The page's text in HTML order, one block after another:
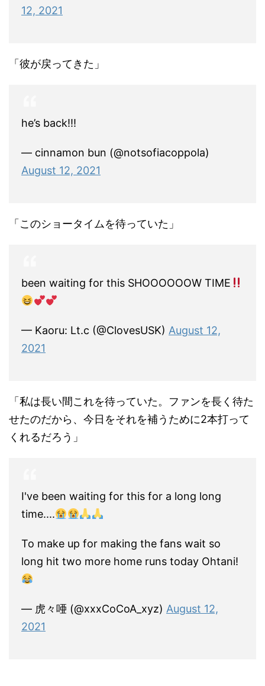
12, 2021
「彼が戻ってきた」
he’s back!!!
— cinnamon bun (@notsofiacoppola)
August 12, 2021
「このショータイムを待っていた」
been waiting for this SHOOOOOOW TIME
— Kaoru: Lt.c (@ClovesUSK) August 12,
2021
「私は長い間これを待っていた。ファンを長く待た
せたのだから、今日をそれを補うために2本打って
くれるだろう」
I've been waiting for this for a long long
time....
To make up for making the fans wait so
long hit two more home runs today Ohtani!
— 虎々唖 (@xxxCoCoA_xyz) August 12,
2021